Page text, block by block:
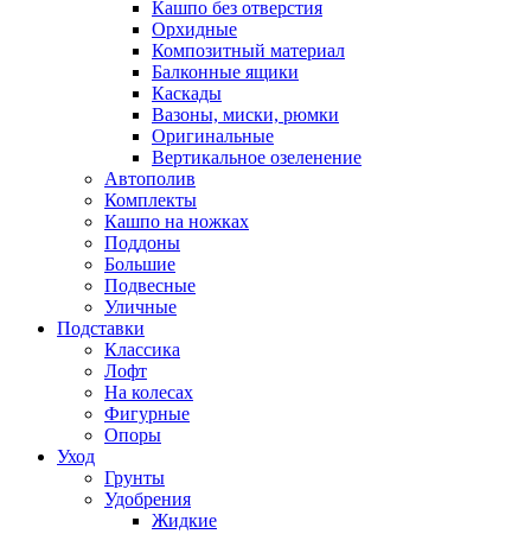
Кашпо без отверстия
Орхидные
Композитный материал
Балконные ящики
Каскады
Вазоны, миски, рюмки
Оригинальные
Вертикальное озеленение
Автополив
Комплекты
Кашпо на ножках
Поддоны
Большие
Подвесные
Уличные
Подставки
Классика
Лофт
На колесах
Фигурные
Опоры
Уход
Грунты
Удобрения
Жидкие